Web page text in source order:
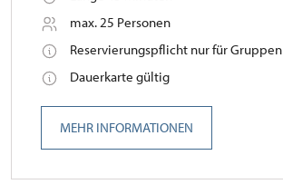
max. 25 Personen
Reservierungspflicht nur für Gruppen
Dauerkarte gültig
MEHR INFORMATIONEN